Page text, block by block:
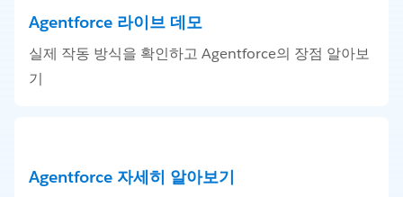
Agentforce 라이브 데모
실제 작동 방식을 확인하고 Agentforce의 장점 알아보
기
Agentforce 자세히 알아보기